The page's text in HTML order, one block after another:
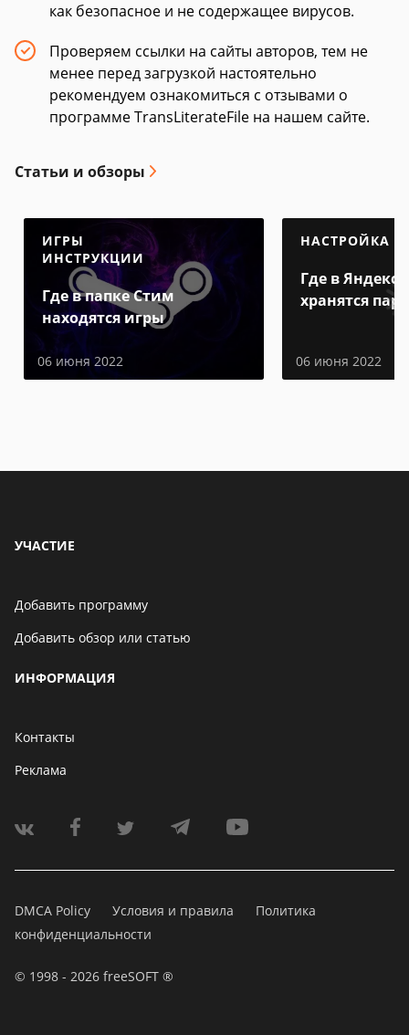
как безопасное и не содержащее вирусов.
Проверяем ссылки на сайты авторов, тем не
менее перед загрузкой настоятельно
рекомендуем ознакомиться с отзывами о
программе TransLiterateFile на нашем сайте.
Статьи и обзоры
ИГРЫ
ИНСТРУКЦИИ
Где в папке Стим
находятся игры
06 июня 2022
НАСТРОЙКА
Где в Яндекс
хранятся
06 июня 2022
УЧАСТИЕ
Добавить программу
Добавить обзор или статью
ИНФОРМАЦИЯ
Контакты
Реклама
DMCA Policy Условия и правила
Политика
конфиденциальности
© 1998 - 2026 freeSOFT ®